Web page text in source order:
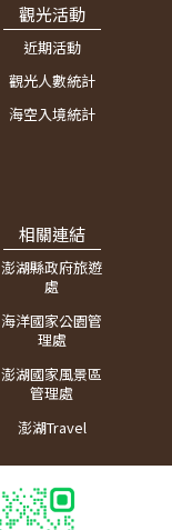
觀光活動
近期活動
觀光人數統計
海空入境統計
相關連結
澎湖縣政府旅遊
處
海洋國家公園管
理處
澎湖國家風景區
管理處
澎湖Travel